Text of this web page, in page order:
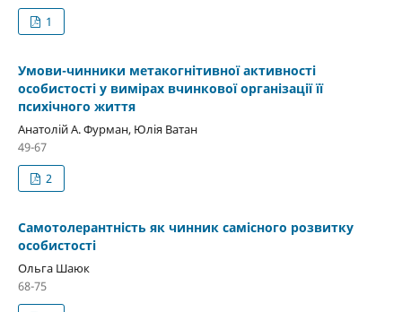
1
Умови-чинники метакогнітивної активності
особистості у вимірах вчинкової організації її
психічного життя
Анатолій А. Фурман, Юлія Ватан
49-67
2
Самотолерантність як чинник самісного розвитку
особистості
Ольга Шаюк
68-75